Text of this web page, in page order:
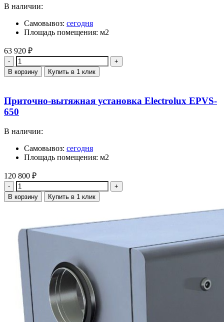
В наличии:
Самовывоз: сегодня
Площадь помещения: м2
63 920 ₽
Количество
В корзину Купить в 1 клик
Приточно-вытяжная установка Electrolux EPVS-
650
В наличии:
Самовывоз: сегодня
Площадь помещения: м2
120 800 ₽
Количество
В корзину Купить в 1 клик